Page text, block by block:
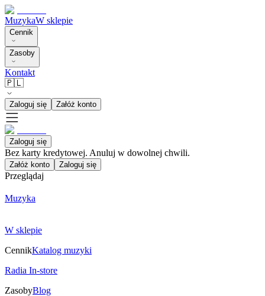
MuzykaW sklepie
Cennik
Zasoby
Kontakt
🇵🇱
Zaloguj się Załóż konto
Zaloguj się
Bez karty kredytowej. Anuluj w dowolnej chwili.
Załóż konto Zaloguj się
Przeglądaj
Muzyka
W sklepie
CennikKatalog muzyki
Radia In-store
ZasobyBlog